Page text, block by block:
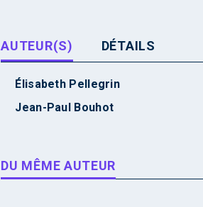
AUTEUR(S) DÉTAILS
Élisabeth Pellegrin
Jean-Paul Bouhot
DU MÊME AUTEUR